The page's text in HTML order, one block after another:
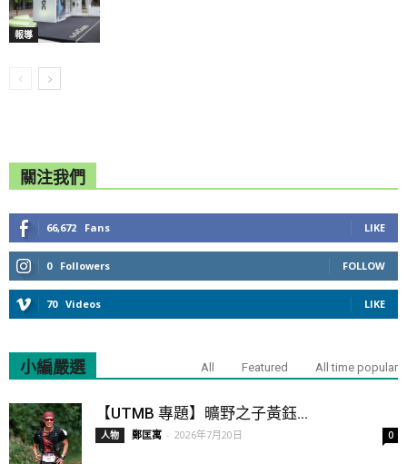
報導
關注我們
66,672 Fans LIKE
0 Followers FOLLOW
70 Videos LIKE
小編嚴選 All Featured All time popular
【UTMB 專題】曠野之子黃鈺...
人物 鄭匡寓 - 2026年7月20日 0